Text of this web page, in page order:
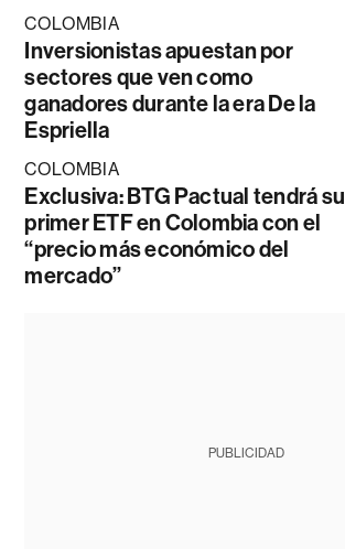
COLOMBIA
Inversionistas apuestan por
sectores que ven como
ganadores durante la era De la
Espriella
COLOMBIA
Exclusiva: BTG Pactual tendrá su
primer ETF en Colombia con el
“precio más económico del
mercado”
PUBLICIDAD